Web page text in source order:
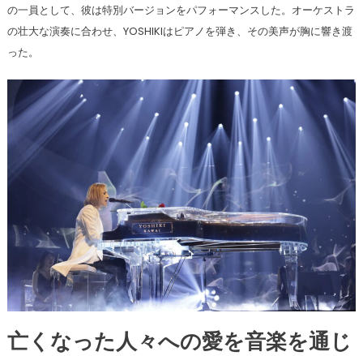
の一員として、彼は特別バージョンをパフォーマンスした。オーケストラ
の壮大な演奏に合わせ、YOSHIKIはピアノを弾き、その美声が胸に響き渡
った。
亡くなった人々への愛を音楽を通じ